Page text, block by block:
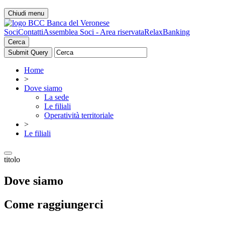
Chiudi menu
SociContattiAssemblea Soci - Area riservataRelaxBanking
Cerca
Home
>
Dove siamo
La sede
Le filiali
Operatività territoriale
>
Le filiali
titolo
Dove siamo
Come raggiungerci